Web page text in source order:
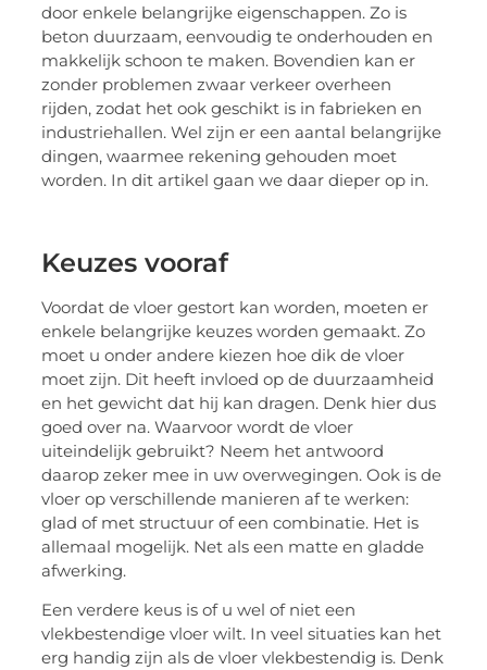
door enkele belangrijke eigenschappen. Zo is
beton duurzaam, eenvoudig te onderhouden en
makkelijk schoon te maken. Bovendien kan er
zonder problemen zwaar verkeer overheen
rijden, zodat het ook geschikt is in fabrieken en
industriehallen. Wel zijn er een aantal belangrijke
dingen, waarmee rekening gehouden moet
worden. In dit artikel gaan we daar dieper op in.
Keuzes vooraf
Voordat de vloer gestort kan worden, moeten er
enkele belangrijke keuzes worden gemaakt. Zo
moet u onder andere kiezen hoe dik de vloer
moet zijn. Dit heeft invloed op de duurzaamheid
en het gewicht dat hij kan dragen. Denk hier dus
goed over na. Waarvoor wordt de vloer
uiteindelijk gebruikt? Neem het antwoord
daarop zeker mee in uw overwegingen. Ook is de
vloer op verschillende manieren af te werken:
glad of met structuur of een combinatie. Het is
allemaal mogelijk. Net als een matte en gladde
afwerking.
Een verdere keus is of u wel of niet een
vlekbestendige vloer wilt. In veel situaties kan het
erg handig zijn als de vloer vlekbestendig is. Denk